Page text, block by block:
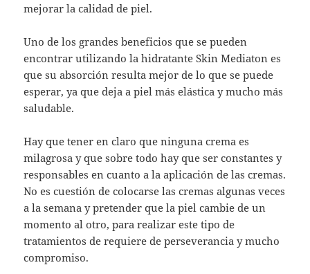
mejorar la calidad de piel.
Uno de los grandes beneficios que se pueden
encontrar utilizando la hidratante Skin Mediaton es
que su absorción resulta mejor de lo que se puede
esperar, ya que deja a piel más elástica y mucho más
saludable.
Hay que tener en claro que ninguna crema es
milagrosa y que sobre todo hay que ser constantes y
responsables en cuanto a la aplicación de las cremas.
No es cuestión de colocarse las cremas algunas veces
a la semana y pretender que la piel cambie de un
momento al otro, para realizar este tipo de
tratamientos de requiere de perseverancia y mucho
compromiso.